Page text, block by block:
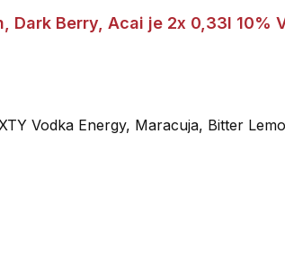
Dark Berry, Acai je 2x 0,33l 10%
Vodka Energy, Maracuja, Bitter